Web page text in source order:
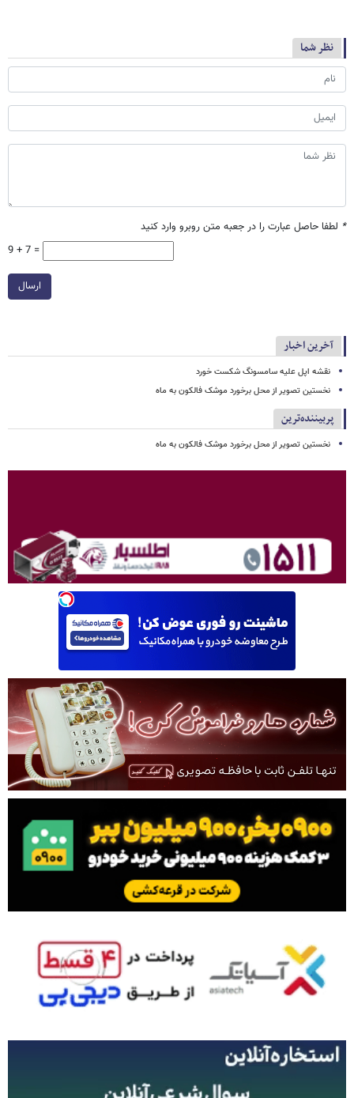
نظر شما
* لطفا حاصل عبارت را در جعبه متن روبرو وارد کنید
9 + 7 =
ارسال
آخرین اخبار
نقشه اپل علیه سامسونگ شکست خورد
نخستین تصویر از محل برخورد موشک فالکون به ماه
پربیننده‌ترین
نخستین تصویر از محل برخورد موشک فالکون به ماه